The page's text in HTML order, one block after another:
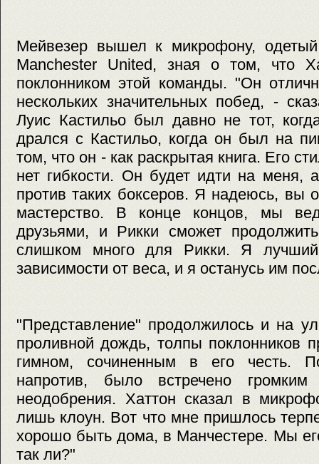
Мейвезер вышел к микрофону,
Manchester United, зная о том, что
поклонником этой команды. "Он
нескольких значительных побед, -
Луис Кастильо был давно не тот,
дрался с Кастильо, когда он был на
том, что он - как раскрытая книга. Его
нет гибкости. Он будет идти на меня,
против таких боксеров. Я надеюсь, вы
мастерство. В конце концов, мы
друзьями, и Рикки сможет
слишком много для Рикки. Я
зависимости от веса, и я останусь им
"Представление" продолжилось и на
проливной дождь, толпы поклонников
гимном, сочиненным в его честь.
напротив, было встречено
неодобрения. Хаттон сказал в
лишь клоун. Вот что мне пришлось
хорошо быть дома, в Манчестере. Мы
так ли?"